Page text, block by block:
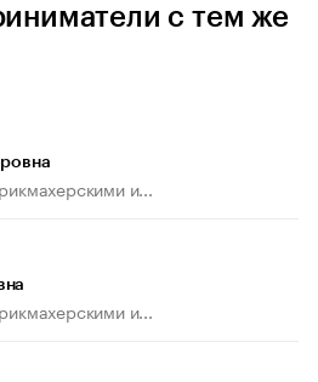
с тем же
и...
и...